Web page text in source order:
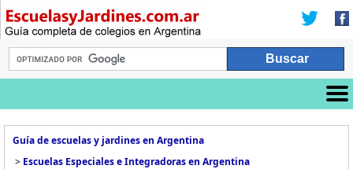
Guía de escuelas y jardines en Argentina
> Escuelas Especiales e Integradoras en Argentina